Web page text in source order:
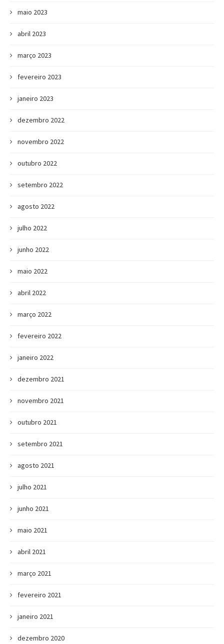
maio 2023
abril 2023
março 2023
fevereiro 2023
janeiro 2023
dezembro 2022
novembro 2022
outubro 2022
setembro 2022
agosto 2022
julho 2022
junho 2022
maio 2022
abril 2022
março 2022
fevereiro 2022
janeiro 2022
dezembro 2021
novembro 2021
outubro 2021
setembro 2021
agosto 2021
julho 2021
junho 2021
maio 2021
abril 2021
março 2021
fevereiro 2021
janeiro 2021
dezembro 2020